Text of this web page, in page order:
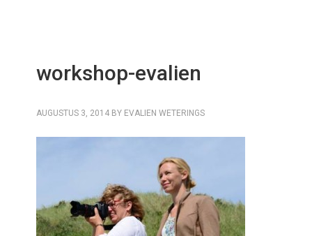
workshop-evalien
AUGUSTUS 3, 2014 BY EVALIEN WETERINGS